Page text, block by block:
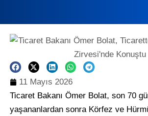
11 Mayıs 2026
Ticaret Bakanı Ömer Bolat, son 70
yaşananlardan sonra Körfez ve